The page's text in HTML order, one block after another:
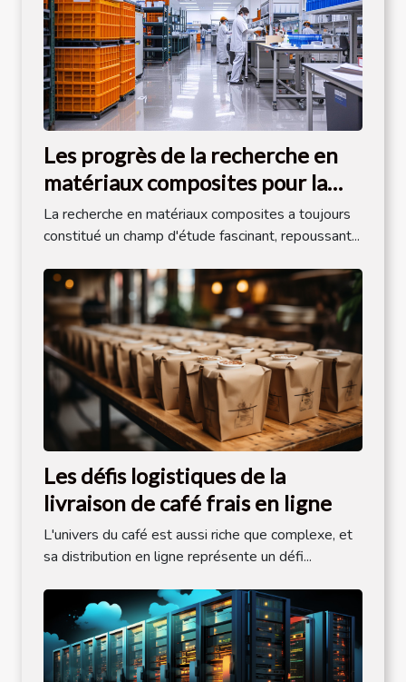
Les progrès de la recherche en
matériaux composites pour la
construction
La recherche en matériaux composites a toujours
constitué un champ d'étude fascinant, repoussant...
Les défis logistiques de la
livraison de café frais en ligne
L'univers du café est aussi riche que complexe, et
sa distribution en ligne représente un défi...